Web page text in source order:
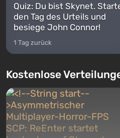
Quiz: Du bist Skynet.
den Tag des Urteils und
besiege John Connor!
1 Tag zurück
Kostenlose